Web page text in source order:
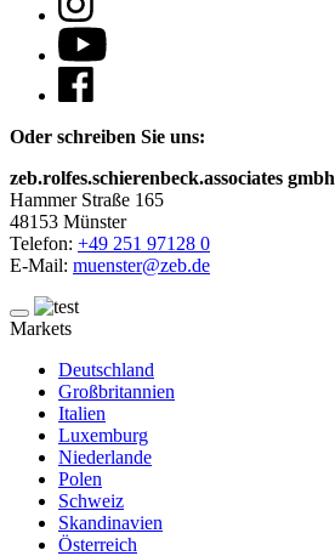
Oder schreiben Sie uns:
zeb.rolfes.schierenbeck.associates gmbh
Hammer Straße 165
48153 Münster
Telefon: +49 251 97128 0
E-Mail: muenster@zeb.de
Markets
Deutschland
Großbritannien
Italien
Luxemburg
Niederlande
Polen
Schweiz
Skandinavien
Österreich